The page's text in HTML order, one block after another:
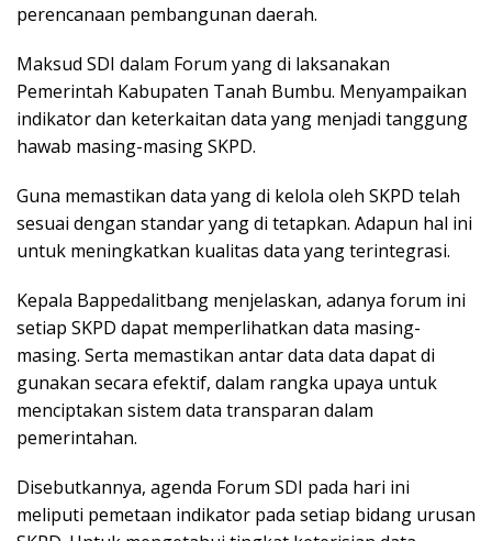
perencanaan pembangunan daerah.
Maksud SDI dalam Forum yang di laksanakan
Pemerintah Kabupaten Tanah Bumbu. Menyampaikan
indikator dan keterkaitan data yang menjadi tanggung
hawab masing-masing SKPD.
Guna memastikan data yang di kelola oleh SKPD telah
sesuai dengan standar yang di tetapkan. Adapun hal ini
untuk meningkatkan kualitas data yang terintegrasi.
Kepala Bappedalitbang menjelaskan, adanya forum ini
setiap SKPD dapat memperlihatkan data masing-
masing. Serta memastikan antar data data dapat di
gunakan secara efektif, dalam rangka upaya untuk
menciptakan sistem data transparan dalam
pemerintahan.
Disebutkannya, agenda Forum SDI pada hari ini
meliputi pemetaan indikator pada setiap bidang urusan